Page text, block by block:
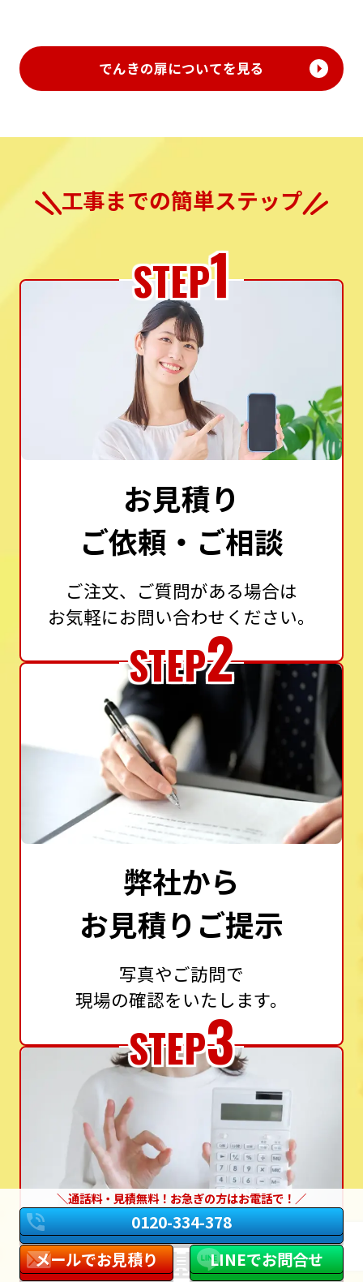
でんきの扉についてを見る
工事までの簡単ステップ
STEP1
お見積り
ご依頼・ご相談
ご注文、ご質問がある場合は
お気軽にお問い合わせください。
STEP2
弊社から
お見積りご提示
写真やご訪問で
現場の確認をいたします。
STEP3
設置基準に
通話料・見積無料！お急ぎの方はお電話で！
0120-334-378
メールでお見積り
LINEでお問合せ